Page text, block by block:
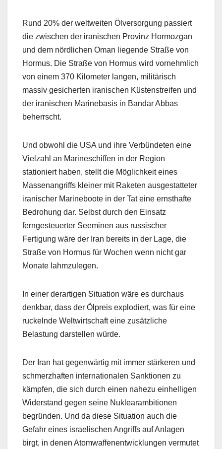
Rund 20% der weltweiten Ölversorgung passiert
die zwischen der iranischen Provinz Hormozgan
und dem nördlichen Oman liegende Straße von
Hormus. Die Straße von Hormus wird vornehmlich
von einem 370 Kilometer langen, militärisch
massiv gesicherten iranischen Küstenstreifen und
der iranischen Marinebasis in Bandar Abbas
beherrscht.
Und obwohl die USA und ihre Verbündeten eine
Vielzahl an Marineschiffen in der Region
stationiert haben, stellt die Möglichkeit eines
Massenangriffs kleiner mit Raketen ausgestatteter
iranischer Marineboote in der Tat eine ernsthafte
Bedrohung dar. Selbst durch den Einsatz
ferngesteuerter Seeminen aus russischer
Fertigung wäre der Iran bereits in der Lage, die
Straße von Hormus für Wochen wenn nicht gar
Monate lahmzulegen.
In einer derartigen Situation wäre es durchaus
denkbar, dass der Ölpreis explodiert, was für eine
ruckelnde Weltwirtschaft eine zusätzliche
Belastung darstellen würde.
Der Iran hat gegenwärtig mit immer stärkeren und
schmerzhaften internationalen Sanktionen zu
kämpfen, die sich durch einen nahezu einhelligen
Widerstand gegen seine Nuklearambitionen
begründen. Und da diese Situation auch die
Gefahr eines israelischen Angriffs auf Anlagen
birgt, in denen Atomwaffenentwicklungen vermutet